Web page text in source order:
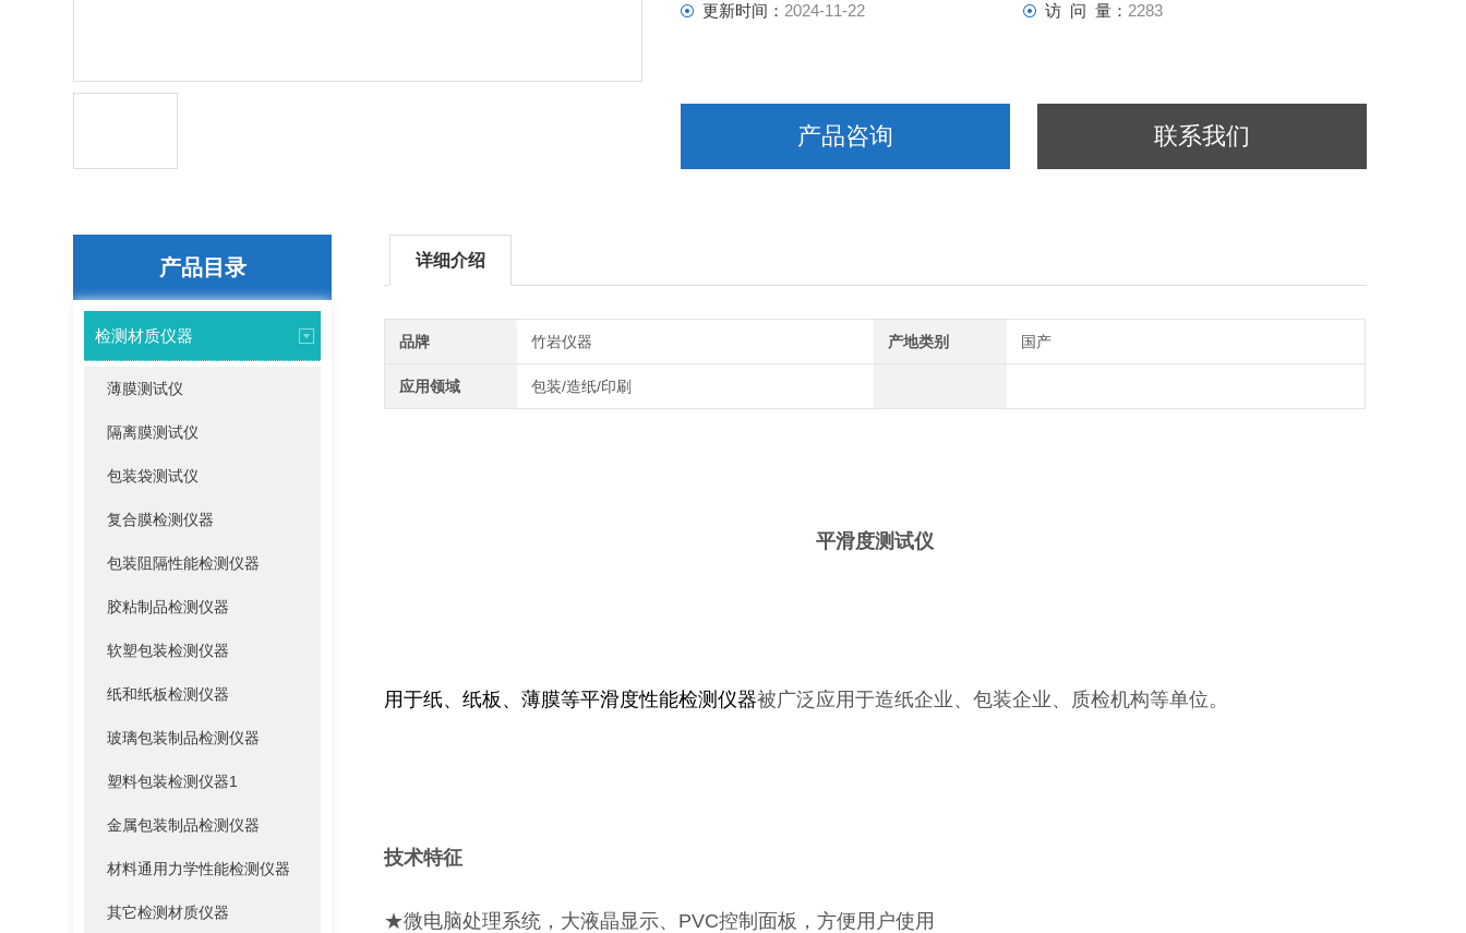
更新时间： 2024-11-22 访 问 量： 2283
产品咨询 联系我们
详细介绍
品牌 竹岩仪器 产地类别 国产
应用领域 包装/造纸/印刷
平滑度测试仪
用于纸、纸板、薄膜等平滑度性能检测仪器被广泛应用于造纸企业、包装企业、质检机构等单位。
技术特征
★微电脑处理系统，大液晶显示、PVC控制面板，方便用户使用
产品目录
检测材质仪器
薄膜测试仪
隔离膜测试仪
包装袋测试仪
复合膜检测仪器
包装阻隔性能检测仪器
胶粘制品检测仪器
软塑包装检测仪器
纸和纸板检测仪器
玻璃包装制品检测仪器
塑料包装检测仪器1
金属包装制品检测仪器
材料通用力学性能检测仪器
其它检测材质仪器